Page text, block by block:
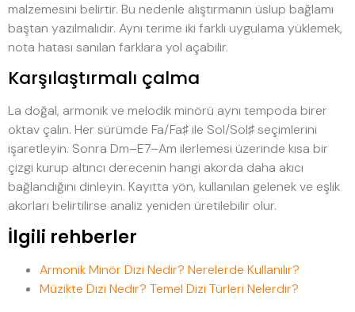
malzemesini belirtir. Bu nedenle alıştırmanın üslup bağlamı
baştan yazılmalıdır. Aynı terime iki farklı uygulama yüklemek,
nota hatası sanılan farklara yol açabilir.
Karşılaştırmalı çalma
La doğal, armonik ve melodik minörü aynı tempoda birer
oktav çalın. Her sürümde Fa/Fa♯ ile Sol/Sol♯ seçimlerini
işaretleyin. Sonra Dm–E7–Am ilerlemesi üzerinde kısa bir
çizgi kurup altıncı derecenin hangi akorda daha akıcı
bağlandığını dinleyin. Kayıtta yön, kullanılan gelenek ve eşlik
akorları belirtilirse analiz yeniden üretilebilir olur.
İlgili rehberler
Armonik Minör Dizi Nedir? Nerelerde Kullanılır?
Müzikte Dizi Nedir? Temel Dizi Türleri Nelerdir?